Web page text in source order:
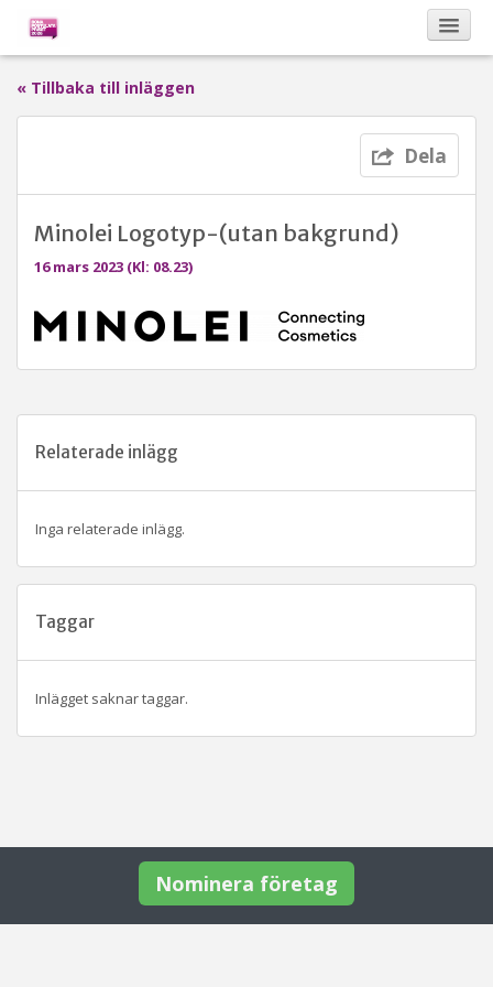
Sponsorer
Vinnare
« Tillbaka till inläggen
Dela
Minolei Logotyp-(utan bakgrund)
16 mars 2023 (Kl: 08.23)
Relaterade inlägg
Inga relaterade inlägg.
Taggar
Inlägget saknar taggar.
Nominera företag